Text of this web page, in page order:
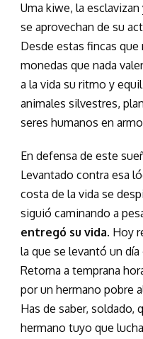
Uma kiwe, la
se aprovechan de su
Desde estas fincas
monedas que nada
a la vida su ritmo y
animales silvestres,
seres humanos en
En defensa de este
Levantado contra esa
costa de la vida se
siguió caminando a
entregó su vida. Hoy
la que se levantó un
Retorna a temprana
por un hermano pobre
Has de saber, soldado,
hermano tuyo que